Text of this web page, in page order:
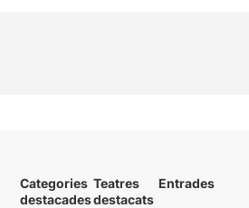
Categories
destacades
Teatres
destacats
Entrades